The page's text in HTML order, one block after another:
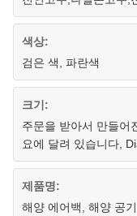
색상:
검은 색, 파란색
크기:
주문을 받아서 만들어
요에 달려 있습니다,
제품명:
해양 에어백, 해양 공